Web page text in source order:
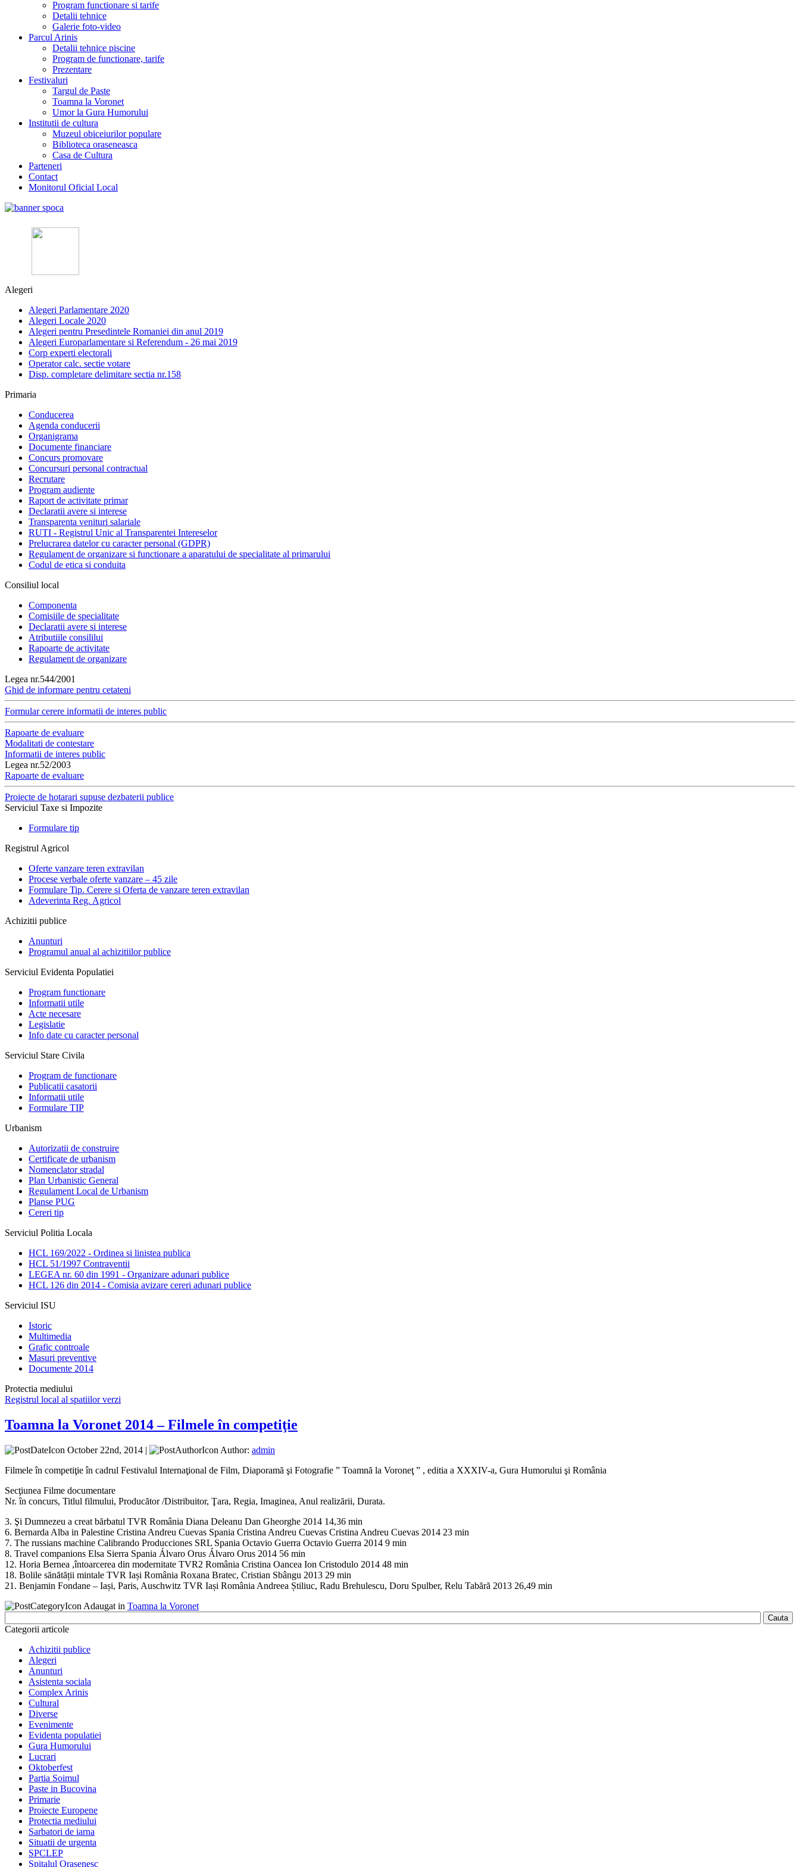
Program functionare si tarife
Detalii tehnice
Galerie foto-video
Parcul Arinis
Detalii tehnice piscine
Program de functionare, tarife
Prezentare
Festivaluri
Targul de Paste
Toamna la Voronet
Umor la Gura Humorului
Institutii de cultura
Muzeul obiceiurilor populare
Biblioteca oraseneasca
Casa de Cultura
Parteneri
Contact
Monitorul Oficial Local
Alegeri
Alegeri Parlamentare 2020
Alegeri Locale 2020
Alegeri pentru Presedintele Romaniei din anul 2019
Alegeri Europarlamentare si Referendum - 26 mai 2019
Corp experti electorali
Operator calc. sectie votare
Disp. completare delimitare sectia nr.158
Primaria
Conducerea
Agenda conducerii
Organigrama
Documente financiare
Concurs promovare
Concursuri personal contractual
Recrutare
Program audiente
Raport de activitate primar
Declaratii avere si interese
Transparenta venituri salariale
RUTI - Registrul Unic al Transparentei Intereselor
Prelucrarea datelor cu caracter personal (GDPR)
Regulament de organizare si functionare a aparatului de specialitate al primarului
Codul de etica si conduita
Consiliul local
Componenta
Comisiile de specialitate
Declaratii avere si interese
Atributiile consililui
Rapoarte de activitate
Regulament de organizare
Legea nr.544/2001
Ghid de informare pentru cetateni
Formular cerere informatii de interes public
Rapoarte de evaluare
Modalitati de contestare
Informatii de interes public
Legea nr.52/2003
Rapoarte de evaluare
Proiecte de hotarari supuse dezbaterii publice
Serviciul Taxe si Impozite
Formulare tip
Registrul Agricol
Oferte vanzare teren extravilan
Procese verbale oferte vanzare – 45 zile
Formulare Tip. Cerere si Oferta de vanzare teren extravilan
Adeverinta Reg. Agricol
Achizitii publice
Anunturi
Programul anual al achizitiilor publice
Serviciul Evidenta Populatiei
Program functionare
Informatii utile
Acte necesare
Legislatie
Info date cu caracter personal
Serviciul Stare Civila
Program de functionare
Publicatii casatorii
Informatii utile
Formulare TIP
Urbanism
Autorizatii de construire
Certificate de urbanism
Nomenclator stradal
Plan Urbanistic General
Regulament Local de Urbanism
Planse PUG
Cereri tip
Serviciul Politia Locala
HCL 169/2022 - Ordinea si linistea publica
HCL 51/1997 Contraventii
LEGEA nr. 60 din 1991 - Organizare adunari publice
HCL 126 din 2014 - Comisia avizare cereri adunari publice
Serviciul ISU
Istoric
Multimedia
Grafic controale
Masuri preventive
Documente 2014
Protectia mediului
Registrul local al spatiilor verzi
Toamna la Voronet 2014 – Filmele în competiţie
October 22nd, 2014 | Author: admin
Filmele în competiţie în cadrul Festivalul Internaţional de Film, Diaporamă şi Fotografie ” Toamnă la Voroneţ ” , editia a XXXIV-a, Gura Humorului şi România
Secţiunea Filme documentare
Nr. în concurs, Titlul filmului, Producător /Distribuitor, Ţara, Regia, Imaginea, Anul realizării, Durata.
3. Şi Dumnezeu a creat bărbatul TVR România Diana Deleanu Dan Gheorghe 2014 14,36 min
6. Bernarda Alba in Palestine Cristina Andreu Cuevas Spania Cristina Andreu Cuevas Cristina Andreu Cuevas 2014 23 min
7. The russians machine Calibrando Producciones SRL Spania Octavio Guerra Octavio Guerra 2014 9 min
8. Travel companions Elsa Sierra Spania Álvaro Orus Álvaro Orus 2014 56 min
12. Horia Bernea ,întoarcerea din modernitate TVR2 România Cristina Oancea Ion Cristodulo 2014 48 min
18. Bolile sănătății mintale TVR Iași România Roxana Bratec, Cristian Sbângu 2013 29 min
21. Benjamin Fondane – Iași, Paris, Auschwitz TVR Iași România Andreea Știliuc, Radu Brehulescu, Doru Spulber, Relu Tabără 2013 26,49 min
Adaugat in Toamna la Voronet
Cauta
Categorii articole
Achizitii publice
Alegeri
Anunturi
Asistenta sociala
Complex Arinis
Cultural
Diverse
Evenimente
Evidenta populatiei
Gura Humorului
Lucrari
Oktoberfest
Partia Soimul
Paste in Bucovina
Primarie
Proiecte Europene
Protectia mediului
Sarbatori de iarna
Situatii de urgenta
SPCLEP
Spitalul Orasenesc